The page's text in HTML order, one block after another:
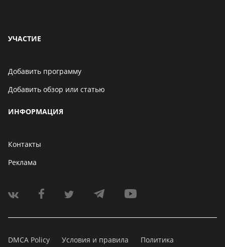
УЧАСТИЕ
Добавить программу
Добавить обзор или статью
ИНФОРМАЦИЯ
Контакты
Реклама
DMCA Policy Условия и правила Политика